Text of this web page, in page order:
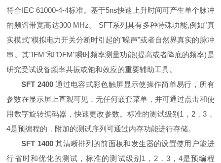
符合IEC 61000-4-4标准。基于5ns快速上升时间可产生单个脉冲
的频谱带宽高达300 MHz。 SFT系列具有多种特殊功能,例如"真
实模式"模拟电力开关分断时引起的"噪声"或者自然界真实的脉冲
串。其"IFM"和"DFM"瞬时频率测量功能(提高或者降底的频率)是
研究受试设备频率共振或饱和效应的重要辅助工具。
SFT 2400通过电容式彩色触屏显示使操作简单易行，所有
参数在显示屏上直观可见，无任何嵌套菜单，并可通过点击和使
用数字旋转编码器，快速更改参数。标准的测试级别1，2，3，
4是预编程的，附加的测试序列可通过内存功能进行存储。
SFT 1400其清晰排列的前面板和发生器的设置使用户能进
行省时和优化的测试，标准的测试级别1，2，3，4是预编程